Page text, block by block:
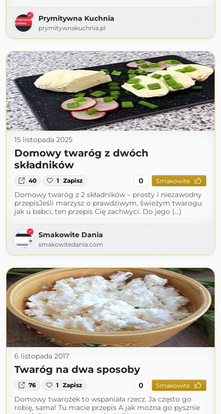
Prymitywna Kuchnia
prymitywnakuchnia.pl
15 listopada 2025
Domowy twaróg z dwóch
składników
40 1 Zapisz 0 Smakowite
Domowy twaróg z 2 składników – prosty i niezawodny
przepisJeśli marzysz o prawdziwym, świeżym twarogu
jak u babci, ten przepis Cię zachwyci. Do jego (...)
Smakowite Dania
smakowitedania.com
6 listopada 2017
Twaróg na dwa sposoby
76 1 Zapisz 0 Smakowite
Domowy twarożek to wspaniała rzecz. Ja często go
robię, sama! Tu macie przepis A jak można go pysznie